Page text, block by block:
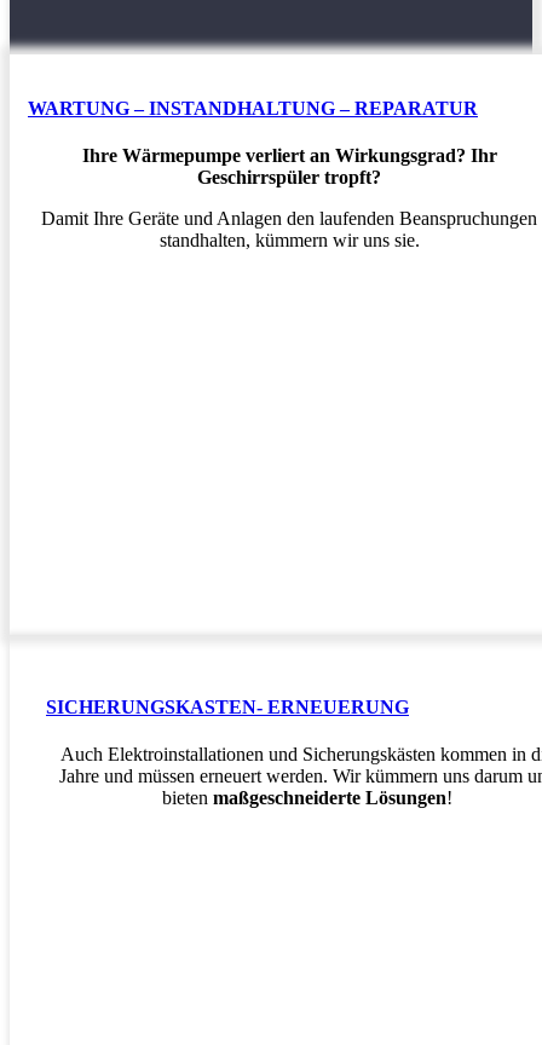
WARTUNG – INSTANDHALTUNG – REPARATUR
Ihre Wärmepumpe verliert an Wirkungsgrad? Ihr
Geschirrspüler tropft?
Damit Ihre Geräte und Anlagen den laufenden Beanspruchungen
standhalten, kümmern wir uns sie.
SICHERUNGSKASTEN- ERNEUERUNG
Auch Elektroinstallationen und Sicherungskästen kommen in
Jahre und müssen erneuert werden. Wir kümmern uns darum
bieten maßgeschneiderte Lösungen!